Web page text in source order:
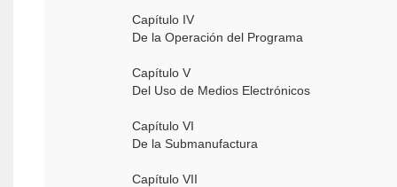
Capítulo IV
De la Operación del Programa
Capítulo V
Del Uso de Medios Electrónicos
Capítulo VI
De la Submanufactura
Capítulo VII